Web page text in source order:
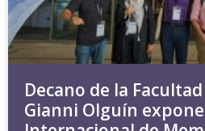
Decano de la
Gianni Olguín